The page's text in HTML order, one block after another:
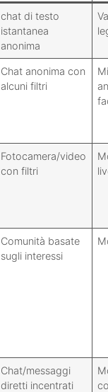
chat di testo
istantanea
anonima
Chat anonima con
alcuni filtri
Fotocamera/video
con filtri
Comunità basate
sugli interessi
Chat/messaggi
diretti incentrati